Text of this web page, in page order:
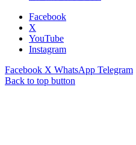
Facebook
X
YouTube
Instagram
Facebook X WhatsApp Telegram
Back to top button